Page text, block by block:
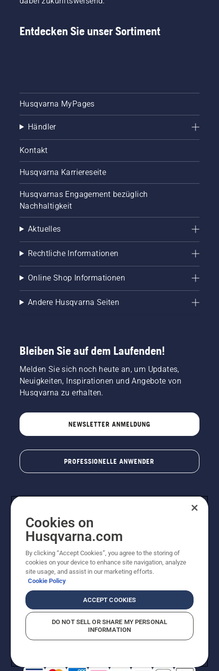
Entdecken Sie unser Sortiment
Husqvarna MyPages
Händler
Kontakt
Husqvarna Karriereseite
Husqvarnas Engagement bezüglich
Nachhaltigkeit
Aktuelles
Rechtliche Informationen
Online Shop Informationen
Andere Husqvarna Seiten
Bleiben Sie auf dem Laufenden!
Melden Sie sich noch heute an, um Updates,
Neuigkeiten, Inspirationen und Angebote von
Husqvarna zu erhalten.
NEWSLETTER ANMELDUNG
PROFESSIONELLE ANWENDER
© Husqvarna AB (publ). Alle Rechte vorbehalten. Bei
den Preisangaben handelt es sich um unverbindliche
Preisempfehlungen in Euro inkl. der gesetzlichen
Preisempfehlungen (inkl. MwSt), es sei denn sie sind für
den direkten Kauf verfügbar.
Cookie-RichtlinieNutzungsbedingungen Datenschutzerklärung
Vermutete Verstöße melden
Cookies on
Husqvarna.com
By clicking “Accept Cookies”, you agree to the storing of
cookies on your device to enhance site navigation, analyze
site usage, and assist in our marketing efforts.
Cookie Policy
ACCEPT COOKIES
DO NOT SELL OR SHARE MY PERSONAL
INFORMATION